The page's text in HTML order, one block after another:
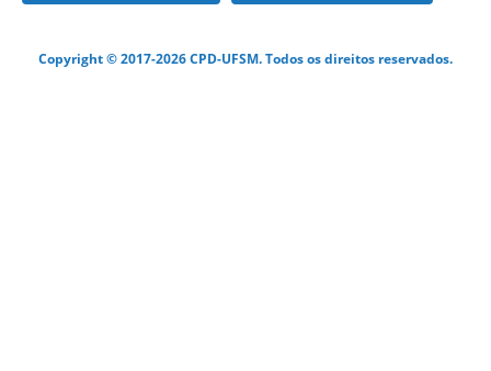
Copyright © 2017-2026 CPD-UFSM. Todos os direitos reservados.